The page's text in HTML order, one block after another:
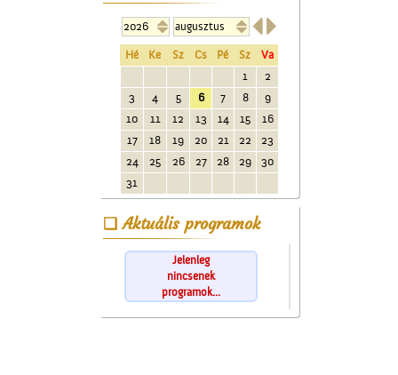

Hé Ke Sz Cs Pé Sz
Va
1
2
3
4 5 6 7 8
9
10
11 12 13 14 15
16
17
18 19 20 21 22
23
24
25 26 27 28 29
30
31
Aktuális programok
Jelenleg
nincsenek
programok...